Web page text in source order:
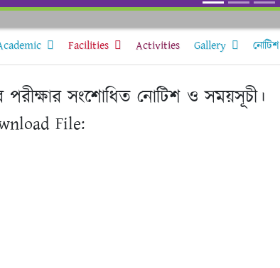
Facilities Activities Gallery নোটিশ
পরীক্ষার সংশোধিত নোটিশ ও সময়সূচী।
File: